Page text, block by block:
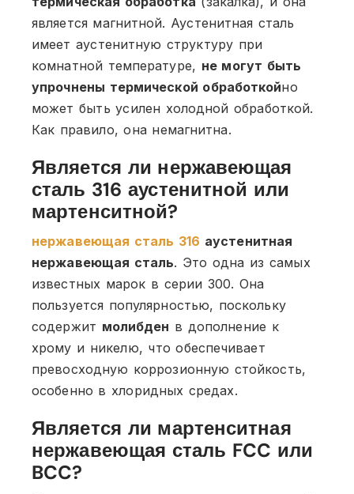
является магнитной. Аустенитная сталь
имеет аустенитную структуру при
комнатной температуре, не могут быть
упрочнены термической обработкойно
может быть усилен холодной обработкой.
Как правило, она немагнитна.
Является ли нержавеющая
сталь 316 аустенитной или
мартенситной?
нержавеющая сталь 316 аустенитная
нержавеющая сталь. Это одна из самых
известных марок в серии 300. Она
пользуется популярностью, поскольку
содержит молибден в дополнение к
хрому и никелю, что обеспечивает
превосходную коррозионную стойкость,
особенно в хлоридных средах.
Является ли мартенситная
нержавеющая сталь FCC или
BCC?